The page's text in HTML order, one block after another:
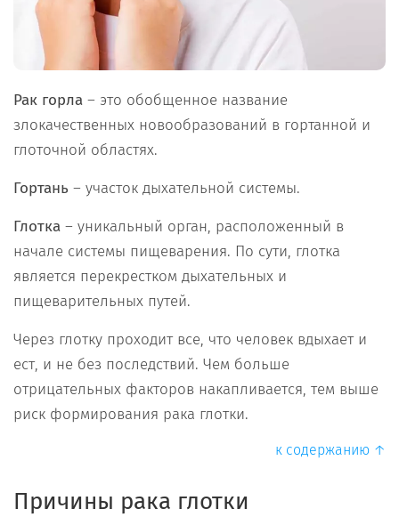
Рак горла – это обобщенное название
злокачественных новообразований в гортанной и
глоточной областях.
Гортань – участок дыхательной системы.
Глотка – уникальный орган, расположенный в
начале системы пищеварения. По сути, глотка
является перекрестком дыхательных и
пищеварительных путей.
Через глотку проходит все, что человек вдыхает и
ест, и не без последствий. Чем больше
отрицательных факторов накапливается, тем выше
риск формирования рака глотки.
к содержанию ↑
Причины рака глотки